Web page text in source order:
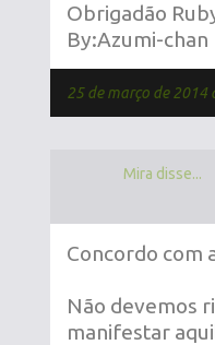
Obrigadão
By:Azumi-chan
25 de março de 2014
Mira disse...
Concordo com
Não devemos
manifestar